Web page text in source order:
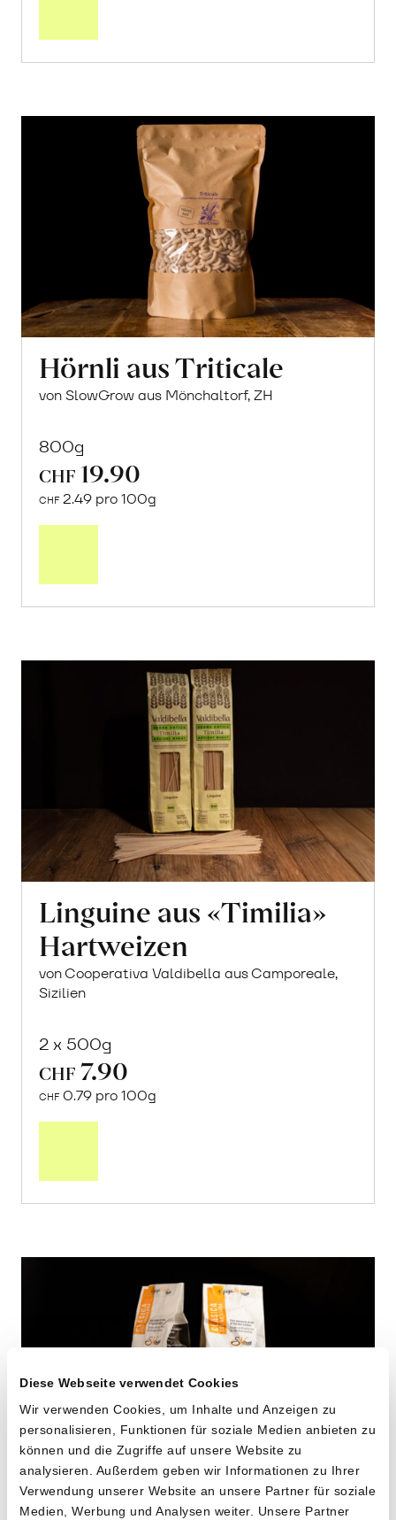
Diese Webseite verwendet Cookies
Wir verwenden Cookies, um Inhalte und Anzeigen zu
personalisieren, Funktionen für soziale Medien anbieten zu
können und die Zugriffe auf unsere Website zu
analysieren. Außerdem geben wir Informationen zu Ihrer
Verwendung unserer Website an unsere Partner für soziale
Medien, Werbung und Analysen weiter. Unsere Partner
Hörnli aus Triticale
von SlowGrow aus Mönchaltorf, ZH
800g
CHF 19.90
CHF 2.49 pro 100g
Linguine aus «Timilia»
Hartweizen
von Cooperativa Valdibella aus Camporeale,
Sizilien
2 x 500g
CHF 7.90
CHF 0.79 pro 100g
Maccheroni aus alten